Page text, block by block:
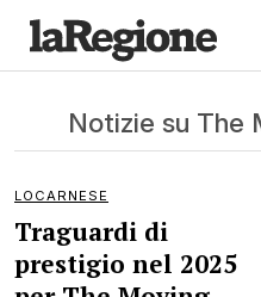
Notizie su The
LOCARNESE
Traguardi di
prestigio nel 2025